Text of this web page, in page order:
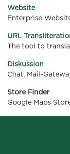
Website
Enterprise
URL
The tool to
Diskussion
Chat, Mail-
Store Finder
Google Maps